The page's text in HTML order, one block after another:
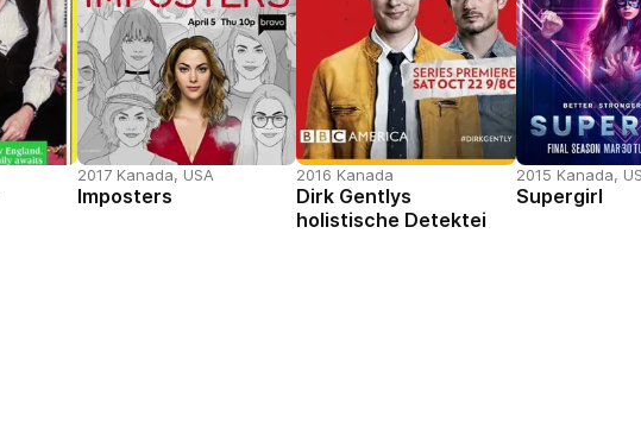
2017 Kanada, USA
Imposters
2016 Kanada
Dirk Gentlys
holistische Detektei
2015 Kanada,
Supergirl